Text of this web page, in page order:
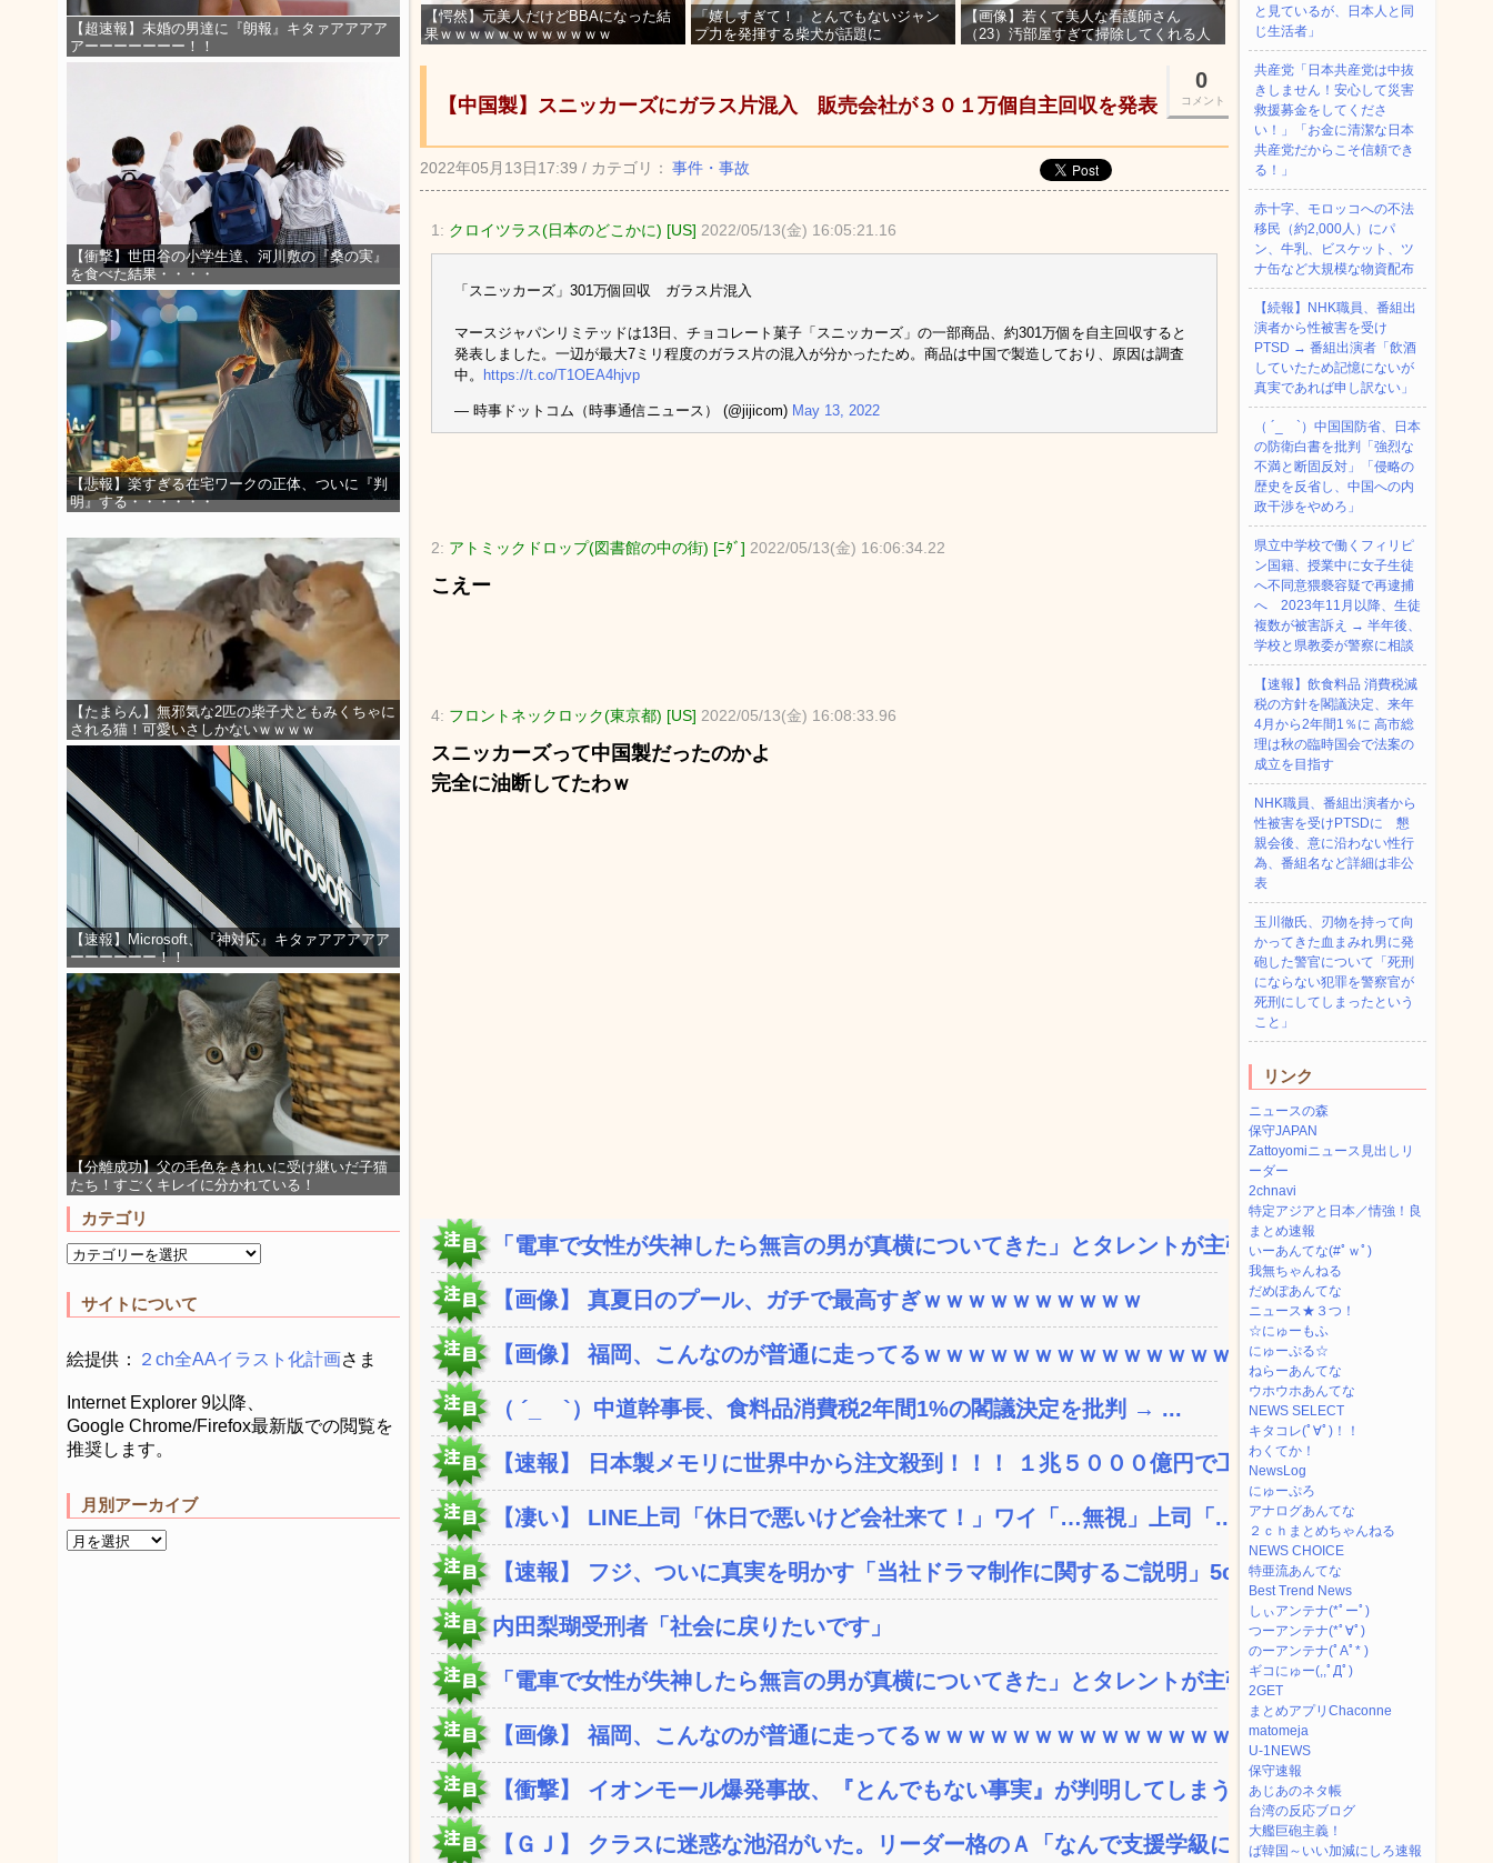
【超速報】未婚の男達に『朗報』キタァアアアア
アーーーーーーー！！
【衝撃】世田谷の小学生達、河川敷の『桑の実』
を食べた結果・・・・
【悲報】楽すぎる在宅ワークの正体、ついに『判
明』する・・・・・・
【たまらん】無邪気な2匹の柴子犬ともみくちゃに
される猫！可愛いさしかないｗｗｗｗ
【速報】Microsoft、『神対応』キタァアアアアア
ーーーーーー！！
【分離成功】父の毛色をきれいに受け継いだ子猫
たち！すごくキレイに分かれている！
カテゴリ
サイトについて
絵提供： ２ch全AAイラスト化計画さま
Internet Explorer 9以降、
Google Chrome/Firefox最新版での閲覧を
推奨します。
月別アーカイブ
【愕然】元美人だけどBBAになった結
果ｗｗｗｗｗｗｗｗｗｗｗｗ
「嬉しすぎて！」とんでもないジャン
プ力を発揮する柴犬が話題に
【画像】若くて美人な看護師さん
（23）汚部屋すぎて掃除してくれる人
0
コメント
【中国製】スニッカーズにガラス片混入 販売会社が３０１万個自主回収を発表
2022年05月13日17:39 / カテゴリ： 事件・事故
1: クロイツラス(日本のどこかに) [US] 2022/05/13(金) 16:05:21.16
「スニッカーズ」301万個回収 ガラス片混入
マースジャパンリミテッドは13日、チョコレート菓子「スニッカーズ」の一部商品、約301万個を自主回収すると
発表しました。一辺が最大7ミリ程度のガラス片の混入が分かったため。商品は中国で製造しており、原因は調査
中。 https://t.co/T1OEA4hjvp
— 時事ドットコム（時事通信ニュース） (@jijicom) May 13, 2022
2: アトミックドロップ(図書館の中の街) [ﾆﾀﾞ] 2022/05/13(金) 16:06:34.22
こえー
4: フロントネックロック(東京都) [US] 2022/05/13(金) 16:08:33.96
スニッカーズって中国製だったのかよ
完全に油断してたわｗ
「電車で女性が失神したら無言の男が真横についてきた」とタレントが主張、...
【画像】 真夏日のプール、ガチで最高すぎｗｗｗｗｗｗｗｗｗｗ
【画像】 福岡、こんなのが普通に走ってるｗｗｗｗｗｗｗｗｗｗｗｗｗｗｗ...
（ ´_ゝ`）中道幹事長、食料品消費税2年間1%の閣議決定を批判 → ...
【速報】 日本製メモリに世界中から注文殺到！！！ １兆５０００億円で工...
【凄い】 LINE上司「休日で悪いけど会社来て！」ワイ「…無視」上司「...
【速報】 フジ、ついに真実を明かす「当社ドラマ制作に関するご説明」5c...
内田梨瑚受刑者「社会に戻りたいです」
「電車で女性が失神したら無言の男が真横についてきた」とタレントが主張、...
【画像】 福岡、こんなのが普通に走ってるｗｗｗｗｗｗｗｗｗｗｗｗｗｗｗ...
【衝撃】 イオンモール爆発事故、『とんでもない事実』が判明してしまう・...
【ＧＪ】 クラスに迷惑な池沼がいた。リーダー格のＡ「なんで支援学級に入...
と見ているが、日本人と同
じ生活者」
共産党「日本共産党は中抜
きしません！安心して災害
救援募金をしてくださ
い！」「お金に清潔な日本
共産党だからこそ信頼でき
る！」
赤十字、モロッコへの不法
移民（約2,000人）にパ
ン、牛乳、ビスケット、ツ
ナ缶など大規模な物資配布
【続報】NHK職員、番組出
演者から性被害を受け
PTSD → 番組出演者「飲酒
していたため記憶にないが
真実であれば申し訳ない」
（ ´_ゝ`）中国国防省、日本
の防衛白書を批判「強烈な
不満と断固反対」「侵略の
歴史を反省し、中国への内
政干渉をやめろ」
県立中学校で働くフィリピ
ン国籍、授業中に女子生徒
へ不同意猥褻容疑で再逮捕
へ 2023年11月以降、生徒
複数が被害訴え → 半年後、
学校と県教委が警察に相談
【速報】飲食料品 消費税減
税の方針を閣議決定、来年
4月から2年間1％に 高市総
理は秋の臨時国会で法案の
成立を目指す
NHK職員、番組出演者から
性被害を受けPTSDに 懇
親会後、意に沿わない性行
為、番組名など詳細は非公
表
玉川徹氏、刃物を持って向
かってきた血まみれ男に発
砲した警官について「死刑
にならない犯罪を警察官が
死刑にしてしまったという
こと」
リンク
ニュースの森
保守JAPAN
Zattoyomiニュース見出しリ
ーダー
2chnavi
特定アジアと日本／情強！良
まとめ速報
いーあんてな(#ﾟｗﾟ)
我無ちゃんねる
だめぽあんてな
ニュース★３つ！
☆にゅーもふ
にゅーぷる☆
ねらーあんてな
ウホウホあんてな
NEWS SELECT
キタコレ(ﾟ∀ﾟ)！！
わくてか！
NewsLog
にゅーぷろ
アナログあんてな
２ｃｈまとめちゃんねる
NEWS CHOICE
特亜流あんてな
Best Trend News
しぃアンテナ(*ﾟーﾟ)
つーアンテナ(*ﾟ∀ﾟ)
のーアンテナ(ﾟAﾟ* )
ギコにゅー(,,ﾟДﾟ)
2GET
まとめアプリChaconne
matomeja
U-1NEWS
保守速報
あじあのネタ帳
台湾の反応ブログ
大艦巨砲主義！
ば韓国～いい加減にしろ速報